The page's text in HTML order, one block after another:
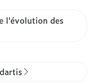
l'évolution des